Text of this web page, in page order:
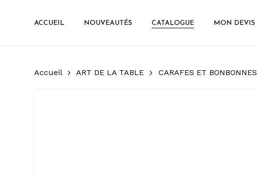
ACCUEIL NOUVEAUTÉS CATALOGUE MON DEVIS
Accueil ART DE LA TABLE CARAFES ET BONBONNES